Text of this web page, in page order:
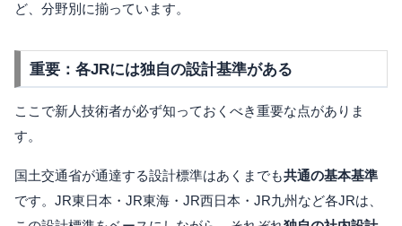
ど、分野別に揃っています。
重要：各JRには独自の設計基準がある
ここで新人技術者が必ず知っておくべき重要な点がありま
す。
国土交通省が通達する設計標準はあくまでも共通の基本基準
です。JR東日本・JR東海・JR西日本・JR九州など各JRは、